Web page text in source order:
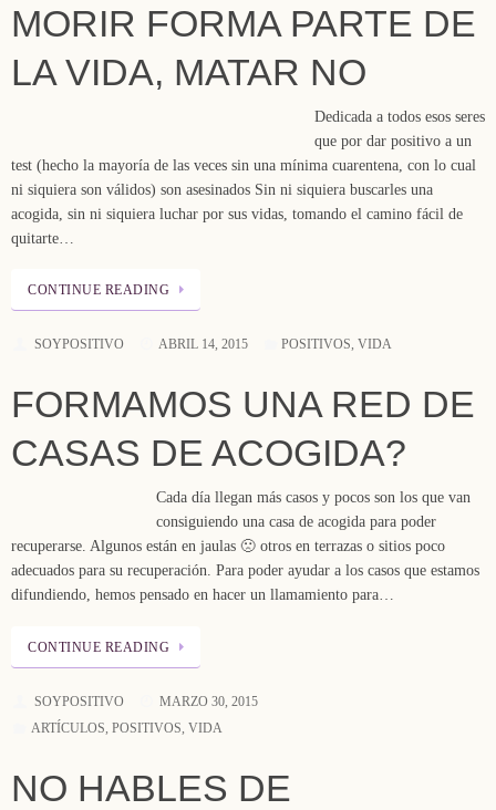
MORIR FORMA PARTE DE
LA VIDA, MATAR NO
Dedicada a todos esos seres
que por dar positivo a un
test (hecho la mayoría de las veces sin una mínima cuarentena, con lo cual
ni siquiera son válidos) son asesinados Sin ni siquiera buscarles una
acogida, sin ni siquiera luchar por sus vidas, tomando el camino fácil de
quitarte…
CONTINUE READING
SOYPOSITIVO ABRIL 14, 2015 POSITIVOS, VIDA
FORMAMOS UNA RED DE
CASAS DE ACOGIDA?
Cada día llegan más casos y pocos son los que van
consiguiendo una casa de acogida para poder
recuperarse. Algunos están en jaulas 🙁 otros en terrazas o sitios poco
adecuados para su recuperación. Para poder ayudar a los casos que estamos
difundiendo, hemos pensado en hacer un llamamiento para…
CONTINUE READING
SOYPOSITIVO
MARZO 30, 2015
ARTÍCULOS, POSITIVOS, VIDA
NO HABLES DE